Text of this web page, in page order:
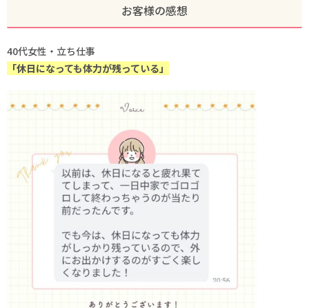
お客様の感想
40代女性・立ち仕事
「休日になっても体力が残っている」